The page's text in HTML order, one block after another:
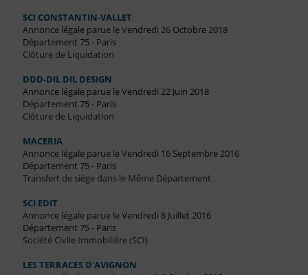
SCI CONSTANTIN-VALLET
Annonce légale parue le Vendredi 26 Octobre 2018
Département 75 - Paris
Clôture de Liquidation
DDD-DIL DIL DESIGN
Annonce légale parue le Vendredi 22 Juin 2018
Département 75 - Paris
Clôture de Liquidation
MACERIA
Annonce légale parue le Vendredi 16 Septembre 2016
Département 75 - Paris
Transfert de siège dans le Même Département
SCI EDIT
Annonce légale parue le Vendredi 8 Juillet 2016
Département 75 - Paris
Société Civile Immobilière (SCI)
LES TERRACES D'AVIGNON